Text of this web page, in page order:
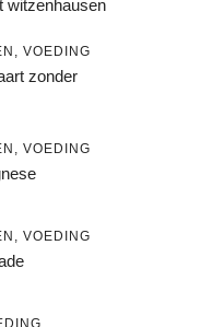
witzenhausen
, VOEDING
zonder
, VOEDING
, VOEDING